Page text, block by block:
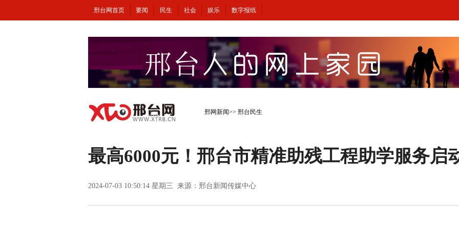
邢台网首页 要闻 民生 社会 娱乐 数字报纸
邢网新闻>> 邢台民生
最高6000元！邢台市精准助残工程助学服务启
2024-07-03 10:50:14 星期三 来源：邢台新闻传媒中心